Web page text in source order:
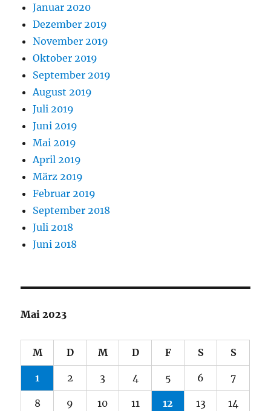
Januar 2020
Dezember 2019
November 2019
Oktober 2019
September 2019
August 2019
Juli 2019
Juni 2019
Mai 2019
April 2019
März 2019
Februar 2019
September 2018
Juli 2018
Juni 2018
Mai 2023
M D M D F S S
1 2 3 4 5 6 7
8 9 10 11 12 13 14